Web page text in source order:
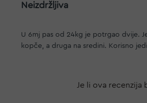
Neizdržljiva
U 6mj pas od 24kg je potrgao dvije.
kopče, a druga na sredini. Korisno
Je li ova recenzija